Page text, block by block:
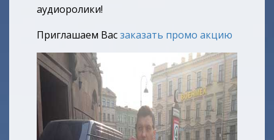
аудиоролики!
Приглашаем Васзаказать промо акцию